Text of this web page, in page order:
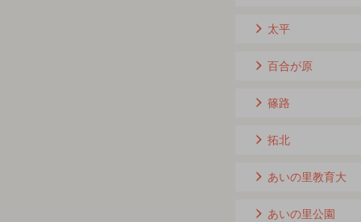
太平
百合が原
篠路
拓北
あいの里教育大
あいの里公園